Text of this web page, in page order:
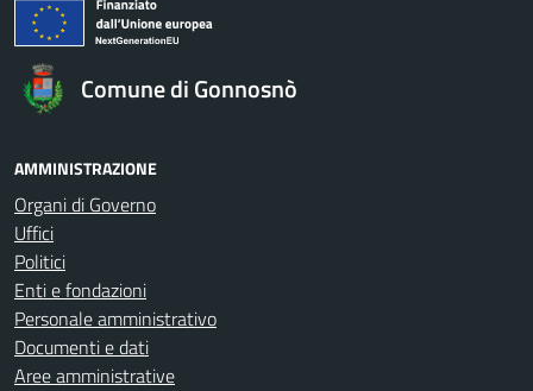
Comune di Gonnosnò
AMMINISTRAZIONE
Organi di Governo
Uffici
Politici
Enti e fondazioni
Personale amministrativo
Documenti e dati
Aree amministrative